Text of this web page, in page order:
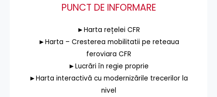
PUNCT DE INFORMARE
►Harta rețelei CFR
►Harta – Cresterea mobilitatii pe reteaua
feroviara CFR
►Lucrări în regie proprie
►Harta interactivă cu modernizările trecerilor la
nivel